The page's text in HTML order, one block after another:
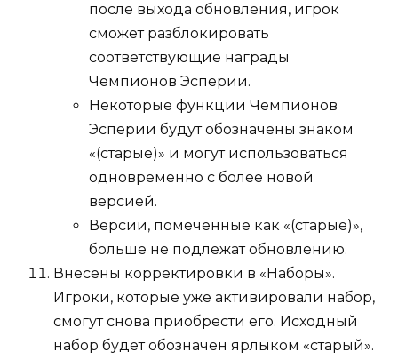
после выхода обновления, игрок
сможет разблокировать
соответствующие награды
Чемпионов Эсперии.
Некоторые функции Чемпионов
Эсперии будут обозначены знаком
«(старые)» и могут использоваться
одновременно с более новой
версией.
Версии, помеченные как «(старые)»,
больше не подлежат обновлению.
Внесены корректировки в «Наборы».
Игроки, которые уже активировали набор,
смогут снова приобрести его. Исходный
набор будет обозначен ярлыком «старый».